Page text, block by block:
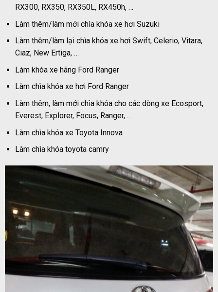
RX300, RX350, RX350L, RX450h, …
Làm thêm/làm mới chìa khóa xe hơi Suzuki
Làm thêm/làm lại chìa khóa xe hơi Swift, Celerio, Vitara,
Ciaz, New Ertiga, …
Làm khóa xe hãng Ford Ranger
Làm chìa khóa xe hơi Ford Ranger
Làm thêm, làm mới chìa khóa cho các dòng xe Ecosport,
Everest, Explorer, Focus, Ranger, …
Làm chìa khóa xe Toyota Innova
Làm chìa khóa toyota camry